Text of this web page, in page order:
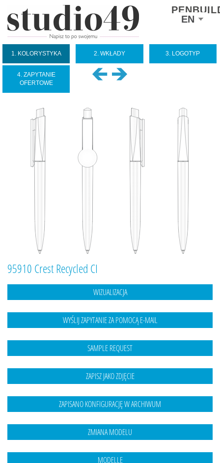
Select
yourEN
1. KOLORYSTYKA 2. WKŁADY 3. LOGOTYP
4. ZAPYTANIE
OFERTOWE
95910 Crest Recycled CI